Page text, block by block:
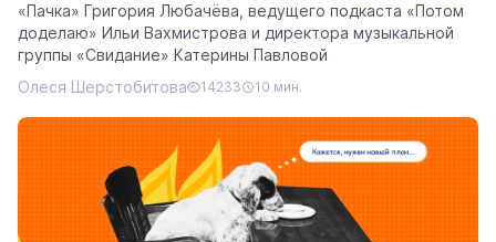
«Пачка» Григория Любачёва, ведущего подкаста «Потом
доделаю» Ильи Вахмистрова и директора музыкальной
группы «Свидание» Катерины Павловой
Олеся Шерстобитова
14233 10 мин.